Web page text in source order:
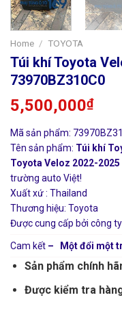
Home / TOYOTA
Túi khí Toyota
73970BZ310C0
5,500,000₫
Mã sản phẩm:
Tên sản phẩm: Túi khí
Toyota Veloz 2022-2025
trường auto Việt!
Xuất xứ : Thailand
Thương hiệu: Toyota
Được cung cấp bởi công
Cam kết – Một đổi một
Sản phẩm chính
Được kiểm tra